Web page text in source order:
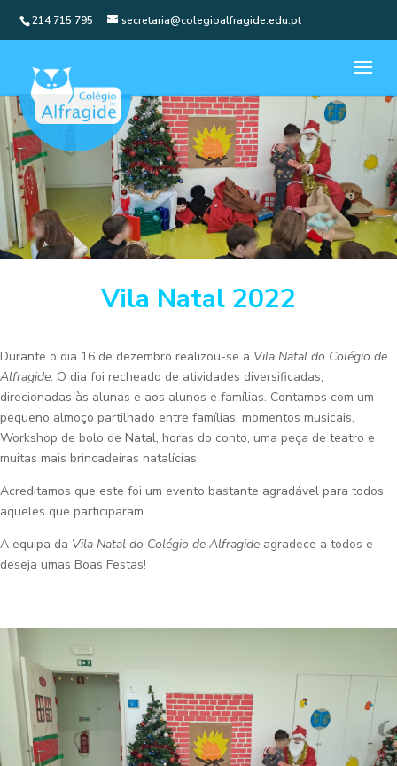
214 715 795 secretaria@colegioalfragide.edu.pt
Vila Natal 2022
Durante o dia 16 de dezembro realizou-se a Vila Natal do Colégio de
Alfragide. O dia foi recheado de atividades diversificadas,
direcionadas às alunas e aos alunos e famílias. Contamos com um
pequeno almoço partilhado entre famílias, momentos musicais,
Workshop de bolo de Natal, horas do conto, uma peça de teatro e
muitas mais brincadeiras natalícias.
Acreditamos que este foi um evento bastante agradável para todos
aqueles que participaram.
A equipa da Vila Natal do Colégio de Alfragide agradece a todos e
deseja umas Boas Festas!